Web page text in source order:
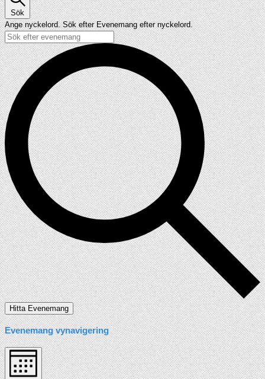
Sök
Ange nyckelord. Sök efter Evenemang efter nyckelord.
Hitta Evenemang
Evenemang vynavigering